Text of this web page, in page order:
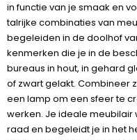
in functie van je smaak en
talrijke combinaties van
begeleiden in de doolhof
kenmerken die je in de
bureaus in hout, in gehard
of zwart gelakt. Combineer
een lamp om een sfeer te
werken. Je ideale meubilair
raad en begeleidt je in het